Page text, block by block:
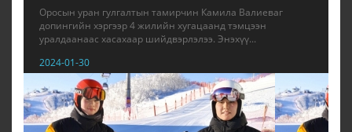
Оросын уран гулгалтын тамирчин Камила Валиеваг
допингийн хэргээр 4 жилийн хугацаанд тэмцээн
уралдаанаас хасахаар шийдвэрлэлээ. Энэхүү...
2024-01-30